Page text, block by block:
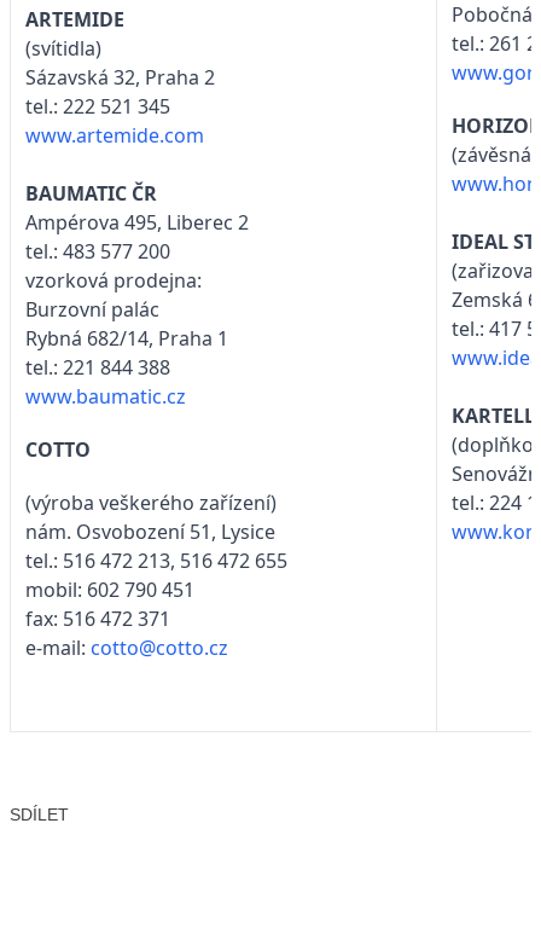
ARTEMIDE
(svítidla)
Sázavská 32, Praha 2
tel.: 222 521 345
www.artemide.com
BAUMATIC ČR
Ampérova 495, Liberec 2
tel.: 483 577 200
vzorková prodejna:
Burzovní palác
Rybná 682/14, Praha 1
tel.: 221 844 388
www.baumatic.cz
COTTO
(výroba veškerého zařízení)
nám. Osvobození 51, Lysice
tel.: 516 472 213, 516 472 655
mobil: 602 790 451
fax: 516 472 371
e-mail: cotto@cotto.cz
Pobočná
tel.: 261
(závěsná
IDEAL
Zemská
tel.: 417
KARTELL
tel.: 224
SDÍLET